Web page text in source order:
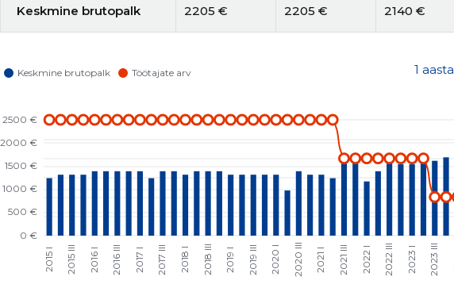
Keskmine brutopalk 2205 € 2205 € 2140 €
1 aasta